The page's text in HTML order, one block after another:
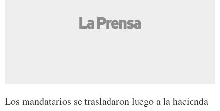
Los mandatarios se trasladaron luego a la hacienda